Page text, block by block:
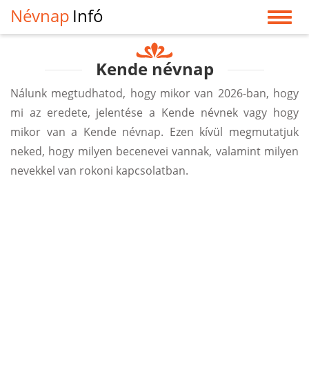
Névnap Infó
Kende névnap
Nálunk megtudhatod, hogy mikor van 2026-ban, hogy
mi az eredete, jelentése a Kende névnek vagy hogy
mikor van a Kende névnap. Ezen kívül megmutatjuk
neked, hogy milyen becenevei vannak, valamint milyen
nevekkel van rokoni kapcsolatban.